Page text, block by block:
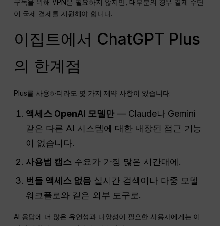
구독을 위해 VPN은 필요하지 않지만, 대부분의 경우 결제 수단
이 국제 결제를 지원해야 합니다.
이집트에서 ChatGPT Plus
의 한계점
Plus를 사용하더라도 몇 가지 제약 사항이 있습니다:
액세스 OpenAI 모델만 — Claude나 Gemini
같은 다른 AI 시스템에 대한 내장된 접근 기능
이 없습니다.
사용법 캡스 수요가 가장 많은 시간대에.
번들 액세스 없음 실시간 검색이나 다중 모델
워크플로와 같은 외부 도구로.
AI 응답에 더 많은 유연성과 다양성이 필요한 사용자에게는 이